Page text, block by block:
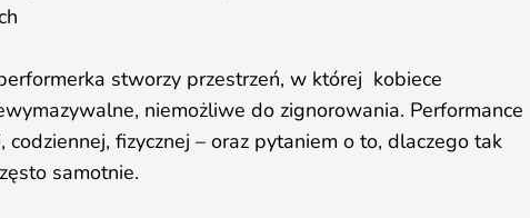
stworzy przestrzeń, w której kobiece
niemożliwe do zignorowania. Performance
codziennej, fizycznej – oraz pytaniem o to, dlaczego tak
samotnie.